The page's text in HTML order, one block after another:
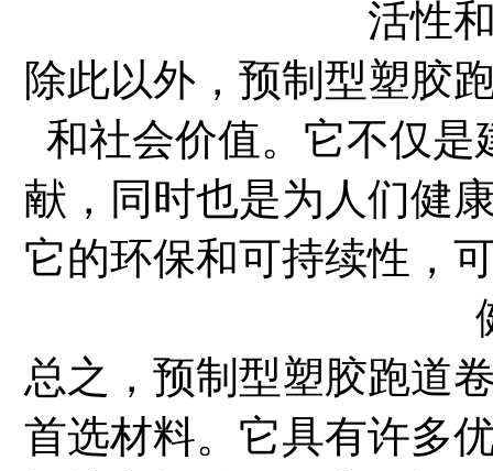
活性
除此以外，预制型塑胶
和社会价值。它不仅
献，同时也是为人们健
它的环保和可持续性，
总之，预制型塑胶跑道
首选材料。它具有许多